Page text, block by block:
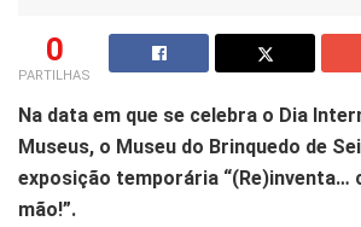
0
PARTILHAS
Na data em que se celebra o Dia
Museus, o Museu do Brinquedo de
exposição temporária “(Re)inventa…
mão!”.